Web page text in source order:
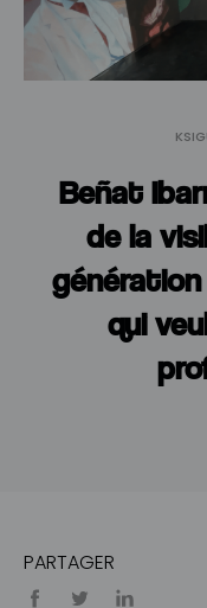
Beñat
de la
qui
PARTAGER